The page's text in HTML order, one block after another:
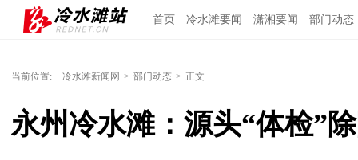
首页 冷水滩要闻 潇湘要闻 部门动态
当前位置: 冷水滩新闻网 > 部门动态 > 正文
永州冷水滩：源头“体检”